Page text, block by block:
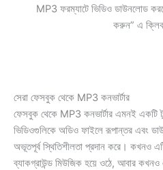
MP3 ফরম্যাটে ভিডিও ডাউনলোড
করুন” এ
সেরা ফেসবুক থেকে MP3 কনভার্টার
ফেসবুক থেকে MP3 কনভার্টার এমনই
ভিডিওগুলিকে অডিও ফাইলে রূপান্তর এবং
অভূতপূর্ব স্থিতিশীলতা প্রদান করে। কখনও
ব্যাকগ্রাউন্ড মিউজিক হয়ে ওঠে, আবার কখনও